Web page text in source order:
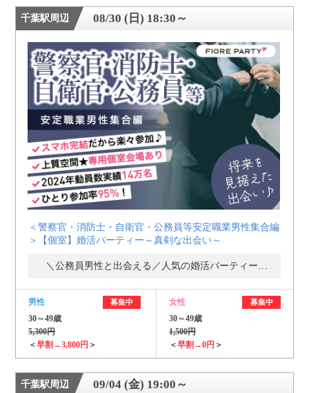
PR
約1,300店の中から
おすすめの優良結婚相談所をご紹介
個人情報保護のため
プライバシーマークを 取得しております
千葉駅周辺 08/30 (日) 18:30～
＜警察官・消防士・自衛官・公務員等安定職業男性集合編
＞【個室】婚活パーティー～真剣な出会い～
＼公務員男性と出会える／人気の婚活パーティー・街コン
男性 募集中
30～49歳
5,300円
＜早割→3,800円 ＞
女性 募集中
30～49歳
1,500円
＜早割→0円 ＞
千葉駅周辺 09/04 (金) 19:00～